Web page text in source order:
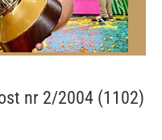
nr 2/2004 (1102)